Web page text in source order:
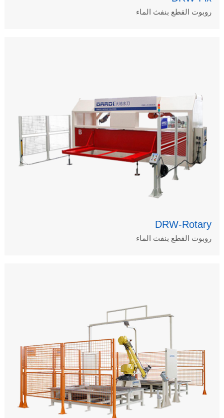
روبوت القطع بنفث الماء
DRW-Rotary
روبوت القطع بنفث الماء